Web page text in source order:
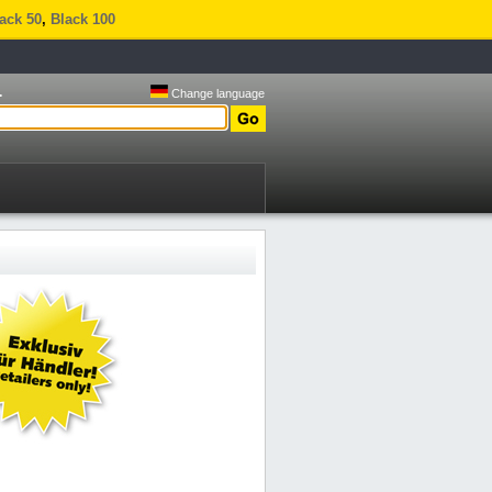
50, Black 100
Change language